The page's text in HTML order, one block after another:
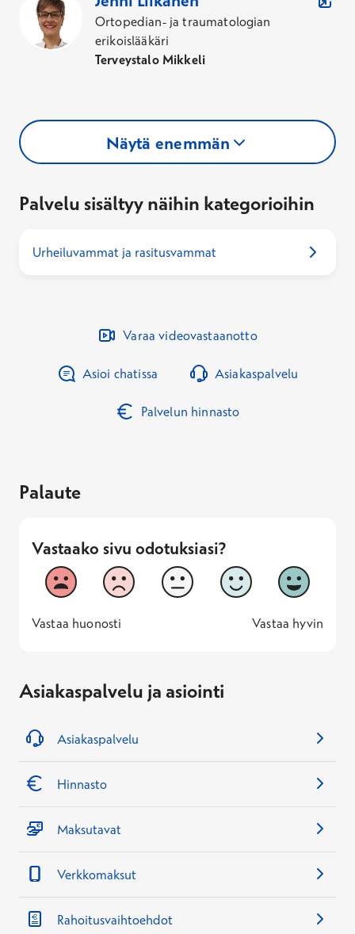
Ortopedian- ja traumatologian
erikoislääkäri
Terveystalo Mikkeli
Näytä enemmän
Palvelu sisältyy näihin kategorioihin
Urheiluvammat ja rasitusvammat
Varaa videovastaanotto
Asioi chatissa Asiakaspalvelu
Palvelun hinnasto
Palaute
Vastaako sivu odotuksiasi?
Vastaako sivu odotuksiasi?
1
Vastaa huonosti
2 3 4
5
Vastaa
1 -
Vastaa huonosti
— 5 -
Vastaa hyvin
Asiakaspalvelu ja asiointi
Asiakaspalvelu
Hinnasto
Maksutavat
Verkkomaksut
Rahoitusvaihtoehdot